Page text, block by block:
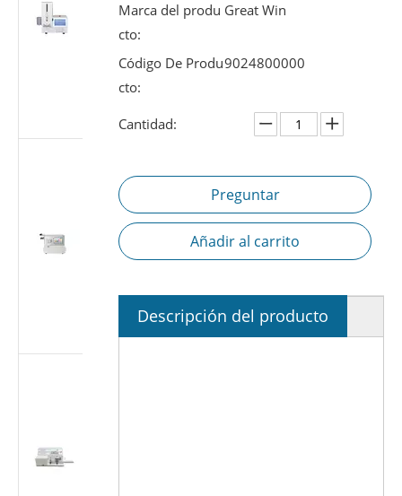
Máquina de
prueba de
fuerza del
émbolo
7886-1
fugas de aire
de jeringa
médica |
Probador de
estanqueidad
negativa
según ISO
7886-1
Marca del produ
cto:
Great Win
Código De Produ
cto:
9024800000
Cantidad:
Preguntar
Añadir al carrito
Descripción del producto